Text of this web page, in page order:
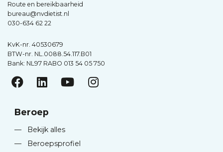
Route en bereikbaarheid
bureau@nvdietist.nl
030-634 62 22
KvK-nr. 40530679
BTW-nr. NL.0088.54.117.B01
Bank: NL97 RABO 013 54 05 750
Beroep
—
Bekijk alles
—
Beroepsprofiel